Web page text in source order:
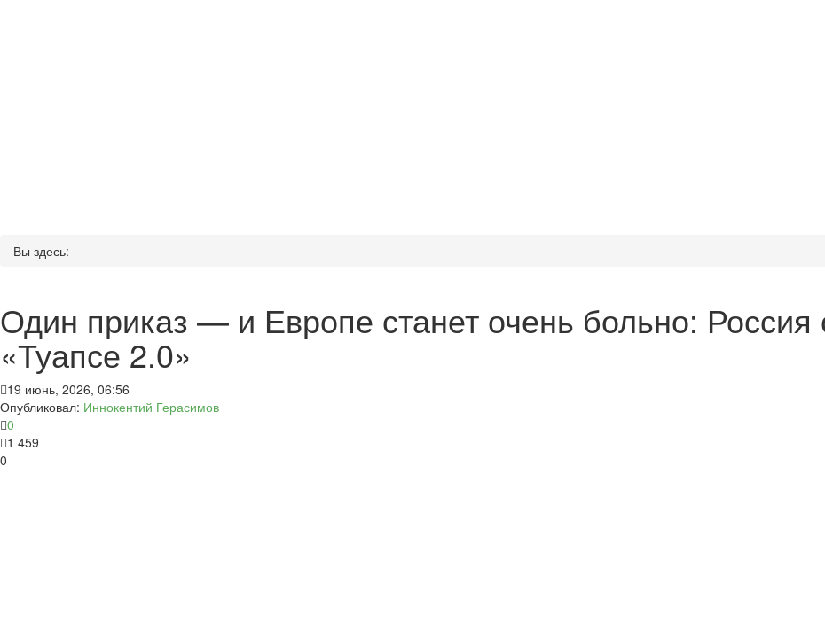
Вы здесь:
Один приказ — и Европе станет очень больно: Россия
«Туапсе 2.0»
19 июнь, 2026, 06:56
Опубликовал: Иннокентий Герасимов
0
1 459
0